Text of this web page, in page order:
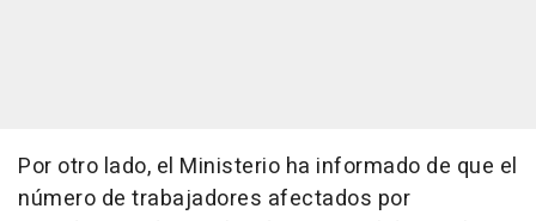
Por otro lado, el Ministerio ha informado de que el
número de trabajadores afectados por